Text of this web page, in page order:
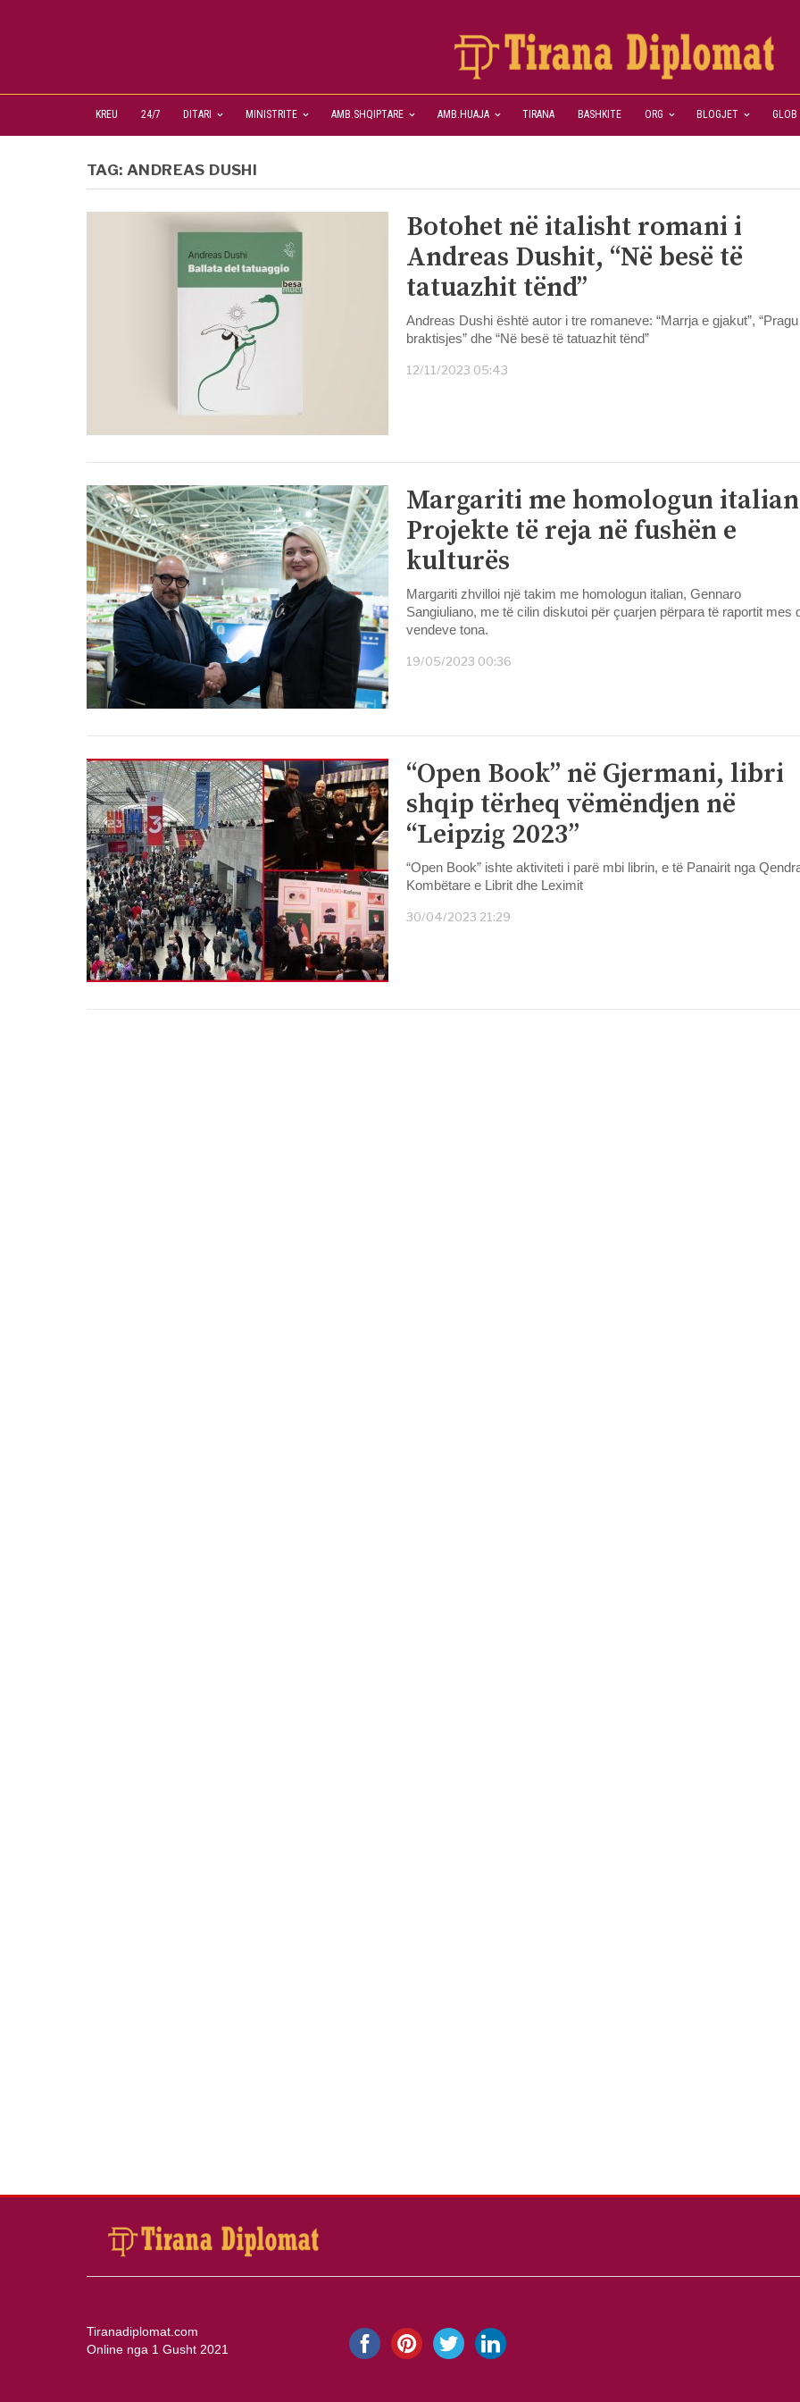
KREU 24/7 DITARI MINISTRITE AMB.SHQIPTARE AMB.HUAJA TIRANA BASHKITE ORG BLOGJET GLOB
TAG: ANDREAS DUSHI
Botohet në italisht romani i
Andreas Dushit, “Në besë të
tatuazhit tënd”
Andreas Dushi është autor i tre romaneve: “Marrja e gjakut”,
braktisjes” dhe “Në besë të tatuazhit tënd”
12/11/2023 05:43
Margariti me homologun
Projekte të reja në fushën e
kulturës
Margariti zhvilloi një takim me homologun italian, Gennaro
Sangiuliano, me të cilin diskutoi për çuarjen përpara të raportit mes
vendeve tona.
19/05/2023 00:36
“Open Book” në Gjermani, libri
shqip tërheq vëmëndjen në
“Leipzig 2023”
“Open Book” ishte aktiviteti i parë mbi librin, e të Panairit nga
Kombëtare e Librit dhe Leximit
30/04/2023 21:29
Tiranadiplomat.com
Online nga 1 Gusht 2021